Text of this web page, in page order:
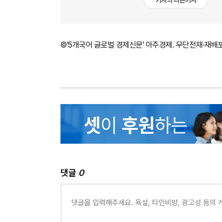
©'5개국어 글로벌 경제신문' 아주경제. 무단전재·재배
댓글 0